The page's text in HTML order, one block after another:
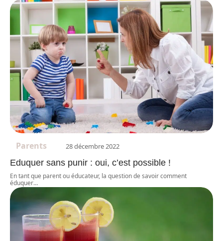
Parents 28 décembre 2022
Eduquer sans punir : oui, c’est possible !
En tant que parent ou éducateur, la question de savoir comment
éduquer…